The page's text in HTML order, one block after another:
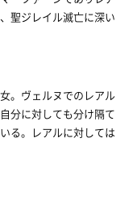
聖ジレイル滅亡に深い
。ヴェルヌでのレアル
分に対しても分け隔て
る。レアルに対しては